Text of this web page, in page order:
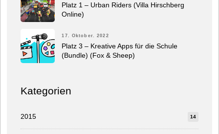
Platz 1 – Urban Riders (Villa Hirschberg
Online)
17. Oktober. 2022
Platz 3 – Kreative Apps für die Schule
(Bundle) (Fox & Sheep)
Kategorien
2015 14